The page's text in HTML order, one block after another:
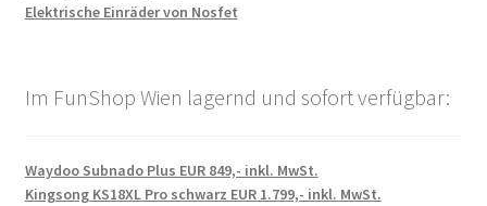
Elektrische Einräder von Nosfet
Im FunShop Wien lagernd und sofort verfügbar:
Waydoo Subnado Plus EUR 849,- inkl. MwSt.
Kingsong KS18XL Pro schwarz EUR 1.799,- inkl. MwSt.